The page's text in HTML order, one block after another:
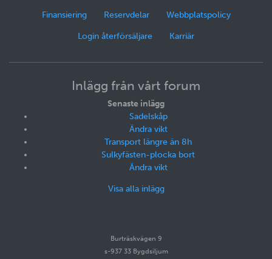
Finansiering Reservdelar Webbplatspolicy
Login återförsäljare Karriär
Inlägg från vårt forum
Senaste inlägg
Sadelskåp
Ändra vikt
Transport längre än 8h
Sulkyfästen-plocka bort
Ändra vikt
Visa alla inlägg
Burträskvägen 9
s-937 33 Bygdsiljum